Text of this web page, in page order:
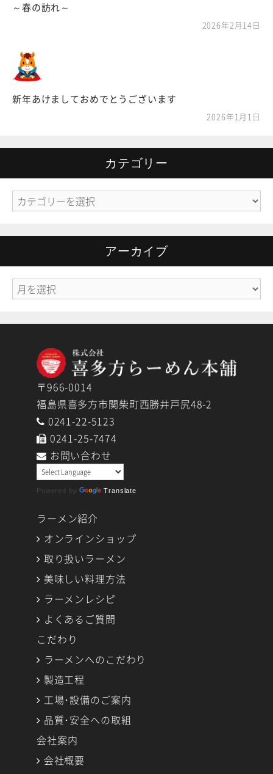
～春の訪れ～
2026年2月14日
新年あけましておめでとうございます
2026年1月1日
カテゴリー
カ
テ
ゴ
ー
アーカイブ
ア
ー
カ
〒966-0014
福島県喜多方市関柴町西勝井戸尻48-2
0241-22-5123
0241-25-7474
お問い合わせ
Powered by Translate
ラーメン紹介
オンラインショップ
取り扱いラーメン
美味しい料理方法
ラーメンレシピ
よくあるご質問
こだわり
ラーメンへのこだわり
製造工程
工場･設備のご案内
品質･安全への取組
会社案内
会社概要